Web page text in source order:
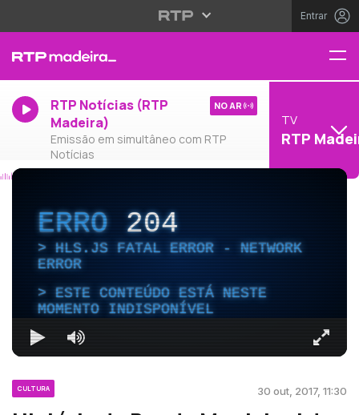
Entrar
RTP Notícias (RTP
Madeira)
Emissão em simultâneo com RTP
Notícias
NO AR
TV
RTP
ERRO204
HLS.JS FATAL ERROR - NETWORK
ERROR
ESTE CONTEÚDO ESTÁ NESTE
MOMENTO INDISPONÍVEL
CULTURA 30 out, 2017, 11:30